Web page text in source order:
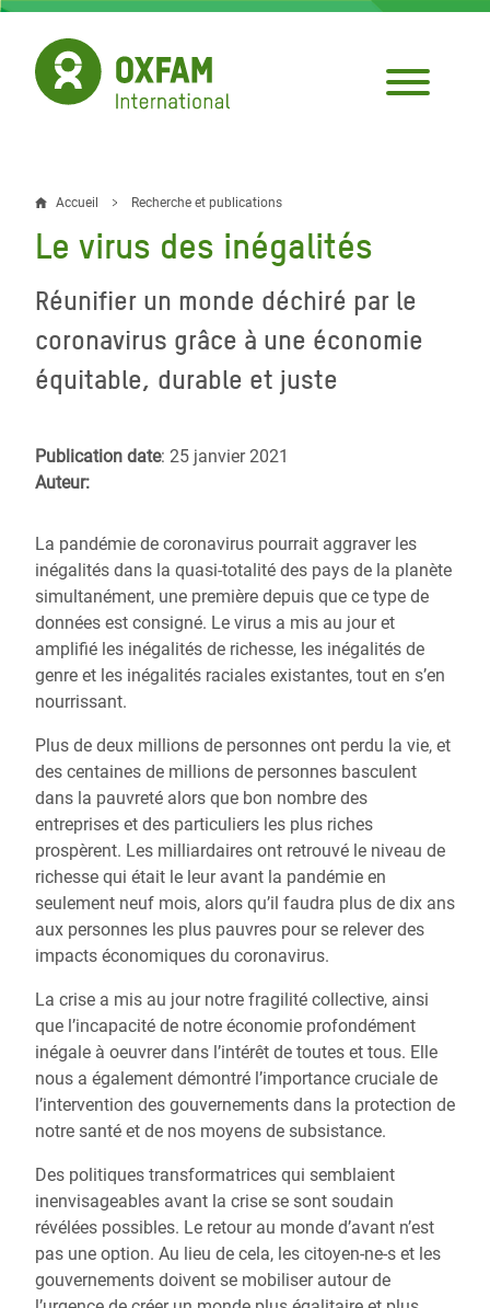
Aller
contenu
principal
Fil
d'Ariane
Accueil Recherche et publications
Le virus des inégalités
Réunifier un monde déchiré par le
coronavirus grâce à une économie
équitable, durable et juste
Publication date: 25 janvier 2021
Auteur:
La pandémie de coronavirus pourrait aggraver les
inégalités dans la quasi-totalité des pays de la planète
simultanément, une première depuis que ce type de
données est consigné. Le virus a mis au jour et
amplifié les inégalités de richesse, les inégalités de
genre et les inégalités raciales existantes, tout en s’en
nourrissant.
Plus de deux millions de personnes ont perdu la vie, et
des centaines de millions de personnes basculent
dans la pauvreté alors que bon nombre des
entreprises et des particuliers les plus riches
prospèrent. Les milliardaires ont retrouvé le niveau de
richesse qui était le leur avant la pandémie en
seulement neuf mois, alors qu’il faudra plus de dix ans
aux personnes les plus pauvres pour se relever des
impacts économiques du coronavirus.
La crise a mis au jour notre fragilité collective, ainsi
que l’incapacité de notre économie profondément
inégale à oeuvrer dans l’intérêt de toutes et tous. Elle
nous a également démontré l’importance cruciale de
l’intervention des gouvernements dans la protection de
notre santé et de nos moyens de subsistance.
Des politiques transformatrices qui semblaient
inenvisageables avant la crise se sont soudain
révélées possibles. Le retour au monde d’avant n’est
pas une option. Au lieu de cela, les citoyen-ne-s et les
gouvernements doivent se mobiliser autour de